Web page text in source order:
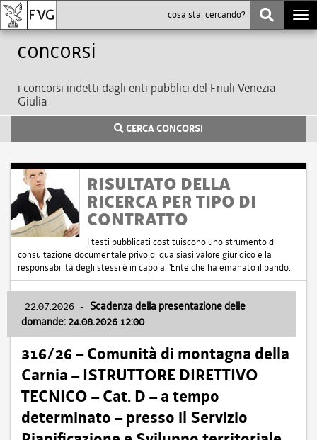
Concorsi
i concorsi indetti dagli enti pubblici del Friuli Venezia
Giulia
CERCA CONCORSI
RISULTATO DELLA
RICERCA PER TIPO DI
CONTRATTO
I testi pubblicati costituiscono uno strumento di
consultazione documentale privo di qualsiasi valore giuridico e la
responsabilità degli stessi è in capo all'Ente che ha emanato il bando.
22.07.2026 - Scadenza della presentazione delle
domande: 24.08.2026 12:00
316/26 – Comunità di montagna della
Carnia – ISTRUTTORE DIRETTIVO
TECNICO – Cat. D – a tempo
determinato – presso il Servizio